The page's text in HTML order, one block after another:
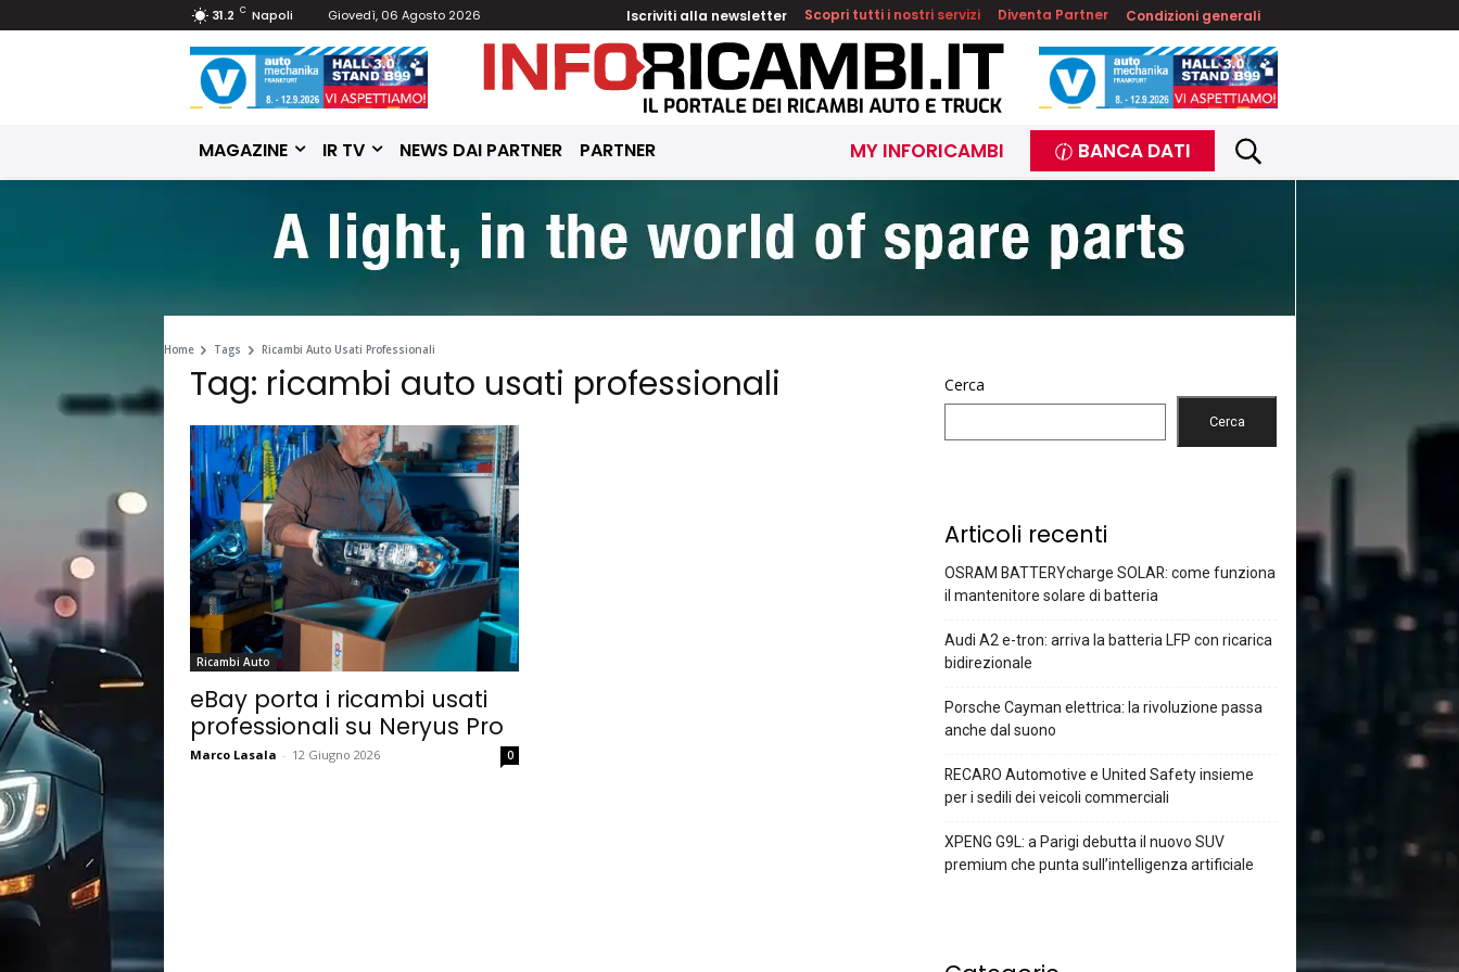
31.2 C Napoli Giovedì, 06 Agosto 2026 Iscriviti alla newsletter Scopri tutti i nostri servizi Diventa Partner Condizioni generali
MAGAZINE IR TV NEWS DAI PARTNER PARTNER MY INFORICAMBI BANCA DATI
Home Tags Ricambi Auto Usati Professionali
Tag: ricambi auto usati professionali
Ricambi Auto
eBay porta i ricambi usati
professionali su Neryus Pro
Marco Lasala - 12 Giugno 2026 0
Cerca
Cerca
Articoli recenti
OSRAM BATTERYcharge SOLAR: come funziona
il mantenitore solare di batteria
Audi A2 e-tron: arriva la batteria LFP con ricarica
bidirezionale
Porsche Cayman elettrica: la rivoluzione passa
anche dal suono
RECARO Automotive e United Safety insieme
per i sedili dei veicoli commerciali
XPENG G9L: a Parigi debutta il nuovo SUV
premium che punta sull’intelligenza artificiale